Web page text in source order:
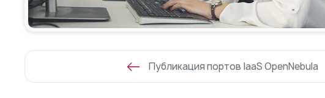
Публикация портов IaaS OpenNebula